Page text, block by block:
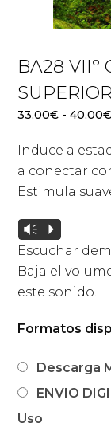
BA28 VIIº
SUPERIOR
33,00€ - 40,00€
Induce a
a conectar
Estimula
Reproductor
de
audio
Vm P
Escuchar
Baja el
este sonido.
Formatos
Descarga
ENVIO
Uso